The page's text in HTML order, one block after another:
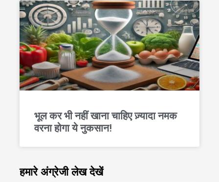
भूल कर भी नहीं खाना चाहिए ज़्यादा नमक
वरना होगा ये नुकसान!
हमारे अंग्रेजी लेख देखें